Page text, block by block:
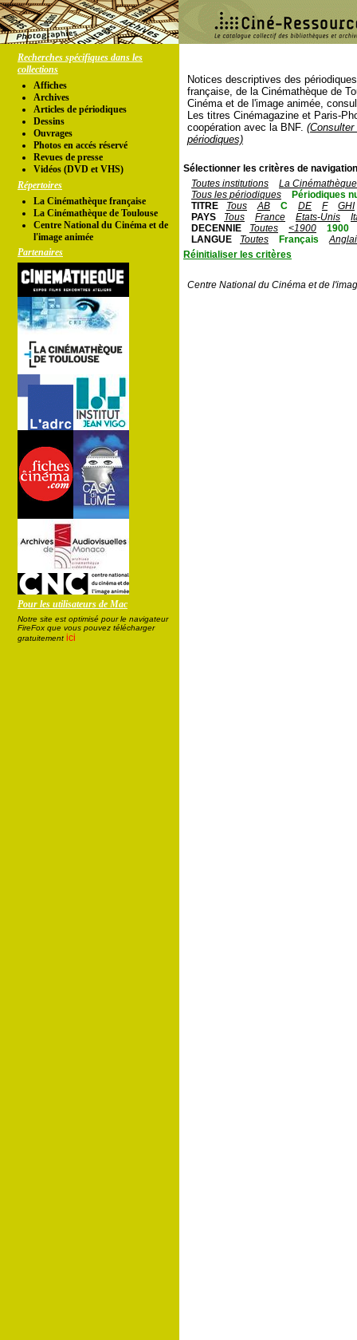
Recherches spécifiques dans les
collections
Affiches
Archives
Articles de périodiques
Dessins
Ouvrages
Photos en accés réservé
Revues de presse
Vidéos (DVD et VHS)
Répertoires
La Cinémathèque française
La Cinémathèque de Toulouse
Centre National du Cinéma et de
l'image animée
Partenaires
Pour les utilisateurs de Mac
Notre site est optimisé pour le navigateur
FireFox que vous pouvez télécharger
gratuitement ici
Notices descriptives des
française, de la Cinémathèque de
Cinéma et de l'image animée,
Les titres Cinémagazine et Paris-
coopération avec la BNF.
périodiques)
Sélectionner les critères de
Toutes institutions
La
Tous les périodiques
Périodiques
TITRE
Tous AB C DE F
GHI
PAYS
Tous France Etats-Unis
DECENNIE
Toutes <1900
1900
LANGUE
Toutes Français
Réinitialiser les critères
Centre National du Cinéma et de